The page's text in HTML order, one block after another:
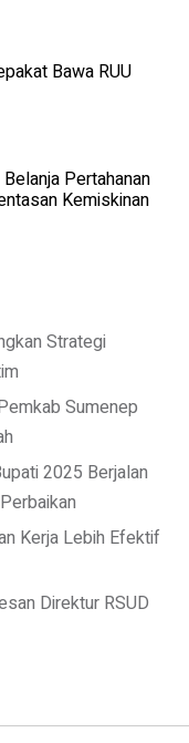
Bawa RUU
Pertahanan
Kemiskinan
Strategi
Sumenep
2025 Berjalan
Kerja Lebih Efektif
Direktur RSUD